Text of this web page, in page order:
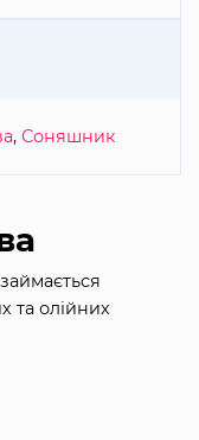
, Соняшник
та олійних